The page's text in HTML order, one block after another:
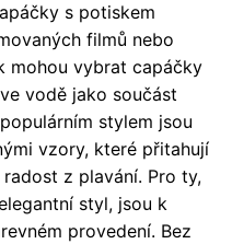
s potiskem
filmů nebo
mohou vybrat capáčky
vodě jako součást
stylem jsou
vzory, které přitahují
z plavání. Pro ty,
styl, jsou k
provedení. Bez